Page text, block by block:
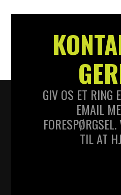
GIV OS ET RING
EMAIL
TIL AT